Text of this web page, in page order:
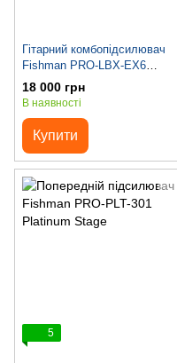
Гітарний комбопідсилювач
Fishman PRO-LBX-EX6
Loudbox Artist 120(Вживаний)
18 000 грн
В наявності
Купити
5